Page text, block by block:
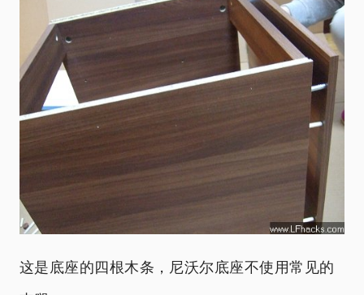
这是底座的四根木条，尼沃尔底座不使用常见的